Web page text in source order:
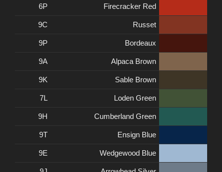
Firecracker Red
6P
Russet
9C
Bordeaux
9P
Alpaca Brown
9A
Sable Brown
9K
Loden Green
7L
Cumberland Green
9H
Ensign Blue
9T
Wedgewood Blue
9E